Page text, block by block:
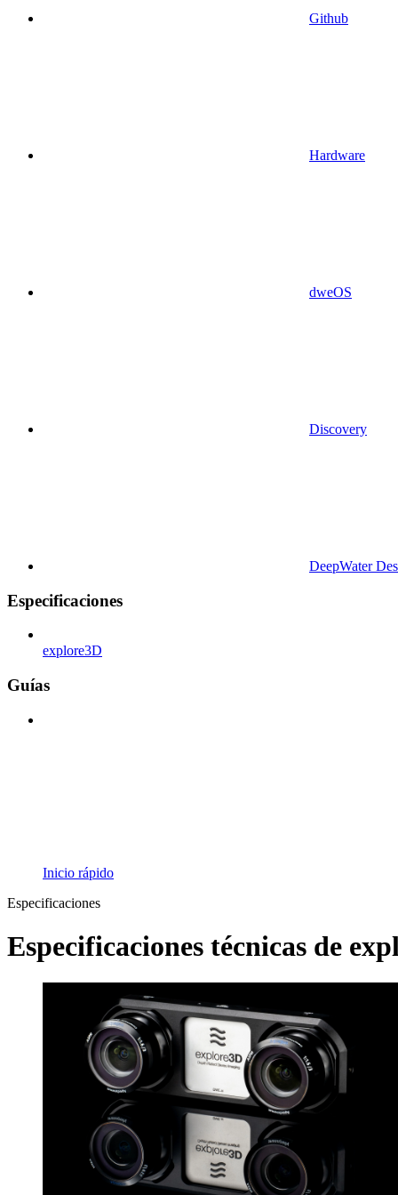
Github
Hardware
dweOS
Discovery
DeepWater
Especificaciones
explore3D
Guías
Inicio rápido
Especificaciones
Especificaciones técnicas de